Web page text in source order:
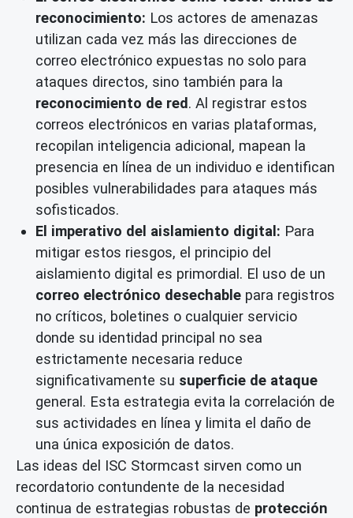
reconocimiento: Los actores de amenazas
utilizan cada vez más las direcciones de
correo electrónico expuestas no solo para
ataques directos, sino también para la
reconocimiento de red . Al registrar estos
correos electrónicos en varias plataformas,
recopilan inteligencia adicional, mapean la
presencia en línea de un individuo e identifican
posibles vulnerabilidades para ataques más
sofisticados.
El imperativo del aislamiento digital: Para
mitigar estos riesgos, el principio del
aislamiento digital es primordial. El uso de un
correo electrónico desechable para registros
no críticos, boletines o cualquier servicio
donde su identidad principal no sea
estrictamente necesaria reduce
significativamente su superficie de ataque
general. Esta estrategia evita la correlación de
sus actividades en línea y limita el daño de
una única exposición de datos.
Las ideas del ISC Stormcast sirven como un
recordatorio contundente de la necesidad
continua de estrategias robustas de protección